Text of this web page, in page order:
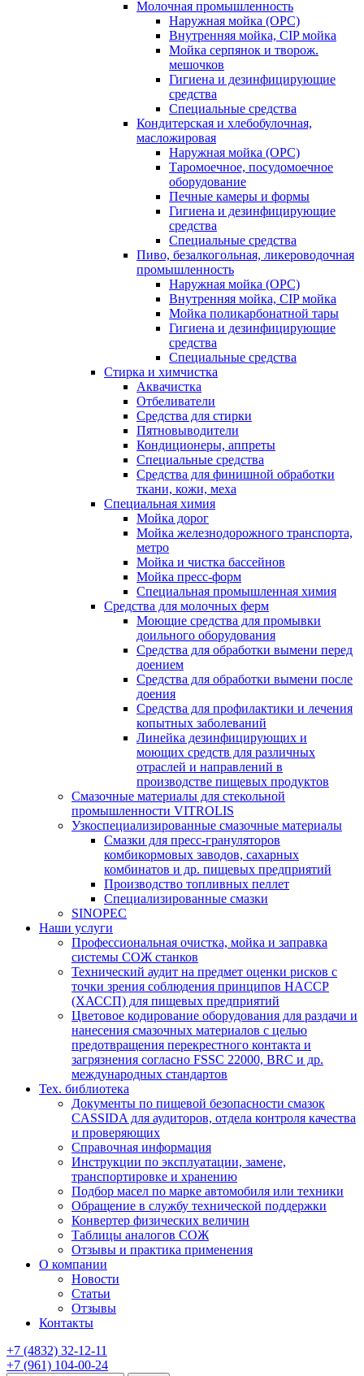
Молочная промышленность
Наружная мойка (ОРС)
Внутренняя мойка, CIP мойка
Мойка серпянок и творож.
мешочков
Гигиена и дезинфицирующие
средства
Специальные средства
Кондитерская и хлебобулочная,
масложировая
Наружная мойка (ОРС)
Таромоечное, посудомоечное
оборудование
Печные камеры и формы
Гигиена и дезинфицирующие
средства
Специальные средства
Пиво, безалкогольная, ликероводочная
промышленность
Наружная мойка (ОРС)
Внутренняя мойка, CIP мойка
Мойка поликарбонатной тары
Гигиена и дезинфицирующие
средства
Специальные средства
Стирка и химчистка
Аквачистка
Отбеливатели
Средства для стирки
Пятновыводители
Кондиционеры, аппреты
Специальные средства
Средства для финишной обработки
ткани, кожи, меха
Специальная химия
Мойка дорог
Мойка железнодорожного транспорта,
метро
Мойка и чистка бассейнов
Мойка пресс-форм
Специальная промышленная химия
Средства для молочных ферм
Моющие средства для промывки
доильного оборудования
Средства для обработки вымени перед
доением
Средства для обработки вымени после
доения
Средства для профилактики и лечения
копытных заболеваний
Линейка дезинфицирующих и
моющих средств для различных
отраслей и направлений в
производстве пищевых продуктов
Смазочные материалы для стекольной
промышленности VITROLIS
Узкоспециализированные смазочные материалы
Смазки для пресс-грануляторов
комбикормовых заводов, сахарных
комбинатов и др. пищевых предприятий
Производство топливных пеллет
Специализированные смазки
SINOPEC
Наши услуги
Профессиональная очистка, мойка и заправка
системы СОЖ станков
Технический аудит на предмет оценки рисков с
точки зрения соблюдения принципов HACCP
(ХАССП) для пищевых предприятий
Цветовое кодирование оборудования для раздачи и
нанесения смазочных материалов с целью
предотвращения перекрестного контакта и
загрязнения согласно FSSC 22000, BRC и др.
международных стандартов
Тех. библиотека
Документы по пищевой безопасности смазок
CASSIDA для аудиторов, отдела контроля качества
и проверяющих
Справочная информация
Инструкции по эксплуатации, замене,
транспортировке и хранению
Подбор масел по марке автомобиля или техники
Обращение в службу технической поддержки
Конвертер физических величин
Таблицы аналогов СОЖ
Отзывы и практика применения
О компании
Новости
Статьи
Отзывы
Контакты
+7 (4832) 32-12-11
+7 (961) 104-00-24